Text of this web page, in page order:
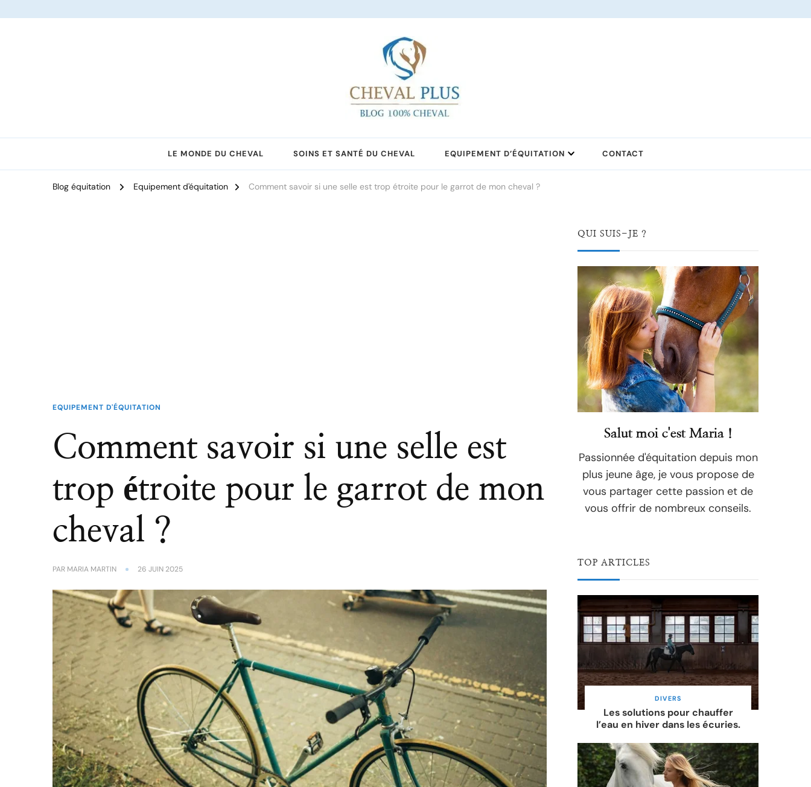
LE MONDE DU CHEVAL SOINS ET SANTÉ DU CHEVAL EQUIPEMENT D’ÉQUITATION CONTACT
Blog équitation Equipement d'équitation Comment savoir si une selle est trop étroite pour le garrot de mon cheval ?
EQUIPEMENT D'ÉQUITATION
Comment savoir si une selle est
trop étroite pour le garrot de mon
cheval ?
PAR MARIA MARTIN 26 JUIN 2025
QUI SUIS-JE ?
Salut moi c'est Maria !
Passionnée d'équitation depuis mon
plus jeune âge, je vous propose de
vous partager cette passion et de
vous offrir de nombreux conseils.
TOP ARTICLES
DIVERS
Les solutions pour chauffer
l’eau en hiver dans les écuries.